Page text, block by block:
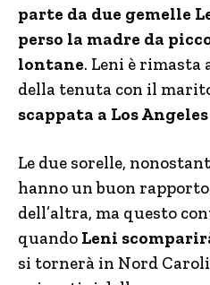
parte da due gemelle
perso la madre da
lontane. Leni è rimasta
della tenuta con il
scappata a Los
Le due sorelle,
hanno un buon
dell’altra, ma questo
quando Leni
si tornerà in Nord